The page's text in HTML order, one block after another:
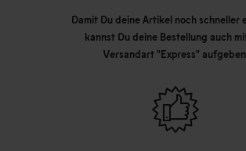
Damit Du deine Artikel noch schneller
kannst Du deine Bestellung auch
Versandart "Express"